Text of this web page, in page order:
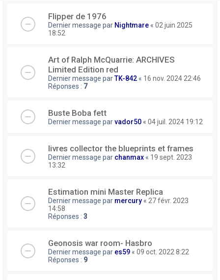
Flipper de 1976
Dernier message par Nightmare « 02 juin 2025
18:52
Art of Ralph McQuarrie: ARCHIVES
Limited Edition red
Dernier message parTK-842 « 16 nov. 2024 22:46
Réponses : 7
Buste Boba fett
Dernier message parvador50 « 04 juil. 2024 19:12
livres collector the blueprints et frames
Dernier message par chanmax « 19 sept. 2023
13:32
Estimation mini Master Replica
Dernier message par mercury « 27 févr. 2023
14:58
Réponses : 3
Geonosis war room- Hasbro
Dernier message par es59 « 09 oct. 2022 8:22
Réponses : 9